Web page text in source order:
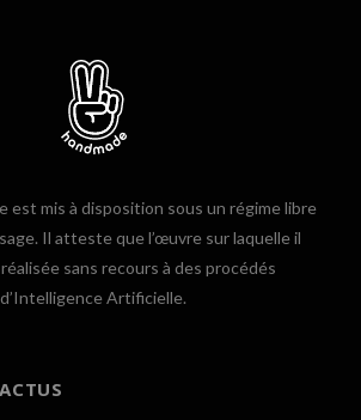
est mis à disposition sous un régime libre
Il atteste que l’œuvre sur laquelle il
sans recours à des procédés
d’Intelligence Artificielle.